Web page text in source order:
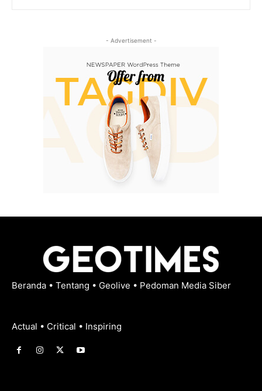
- Advertisement -
Beranda • Tentang • Geolive • Pedoman Media Siber
Actual • Critical • Inspiring